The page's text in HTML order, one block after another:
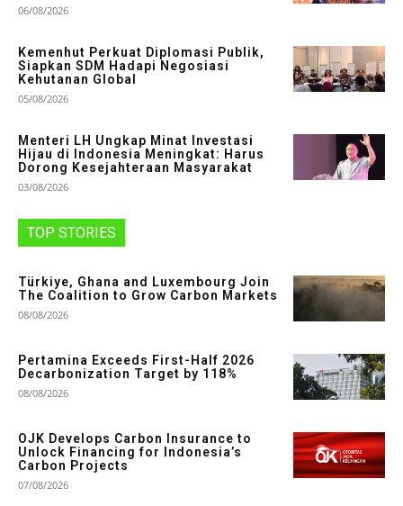
06/08/2026
Kemenhut Perkuat Diplomasi Publik,
Siapkan SDM Hadapi Negosiasi
Kehutanan Global
05/08/2026
Menteri LH Ungkap Minat Investasi
Hijau di Indonesia Meningkat: Harus
Dorong Kesejahteraan Masyarakat
03/08/2026
TOP STORIES
Türkiye, Ghana and Luxembourg Join
The Coalition to Grow Carbon Markets
08/08/2026
Pertamina Exceeds First-Half 2026
Decarbonization Target by 118%
08/08/2026
OJK Develops Carbon Insurance to
Unlock Financing for Indonesia’s
Carbon Projects
07/08/2026